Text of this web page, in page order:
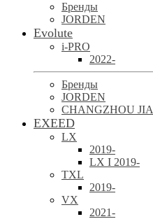
Бренды
JORDEN
Evolute
i-PRO
2022-
Бренды
JORDEN
CHANGZHOU
EXEED
LX
2019-
LX I 2019-
TXL
2019-
VX
2021-